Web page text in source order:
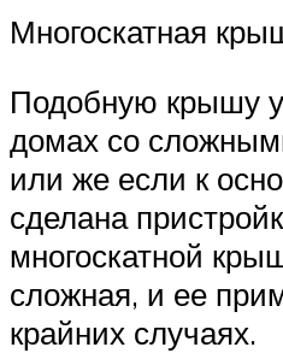
Многоскатная
Подобную крышу
домах со
или же если к
сделана
многоскатной
сложная, и ее
крайних случаях.